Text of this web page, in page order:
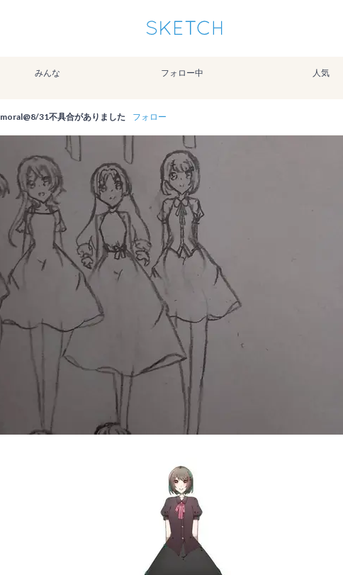
プライパシーポリシー を改定しました。
pixiv Sketchアプリでさらに快適に！
みんな フォロー中 人気
moral@8/31不具合がありました フォロー